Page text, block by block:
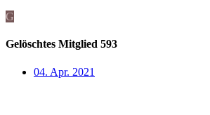
G
Gelöschtes Mitglied 593
04. Apr. 2021